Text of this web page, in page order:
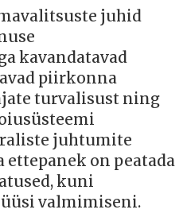
juhid
kavandatavad
piirkonna
turvalisust ning
juhtumite
ettepanek on peatada
kuni
valmimiseni.